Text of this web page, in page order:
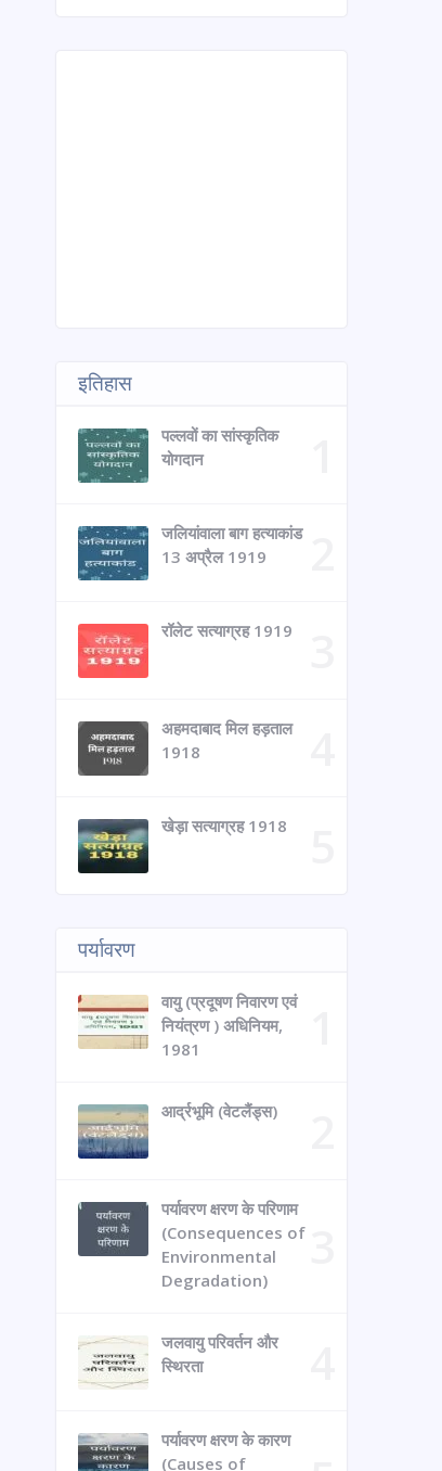
इतिहास
पल्लवों का सांस्कृतिक
योगदान
जलियांवाला बाग हत्याकांड
13 अप्रैल 1919
रॉलेट सत्याग्रह 1919
अहमदाबाद मिल हड़ताल
1918
खेड़ा सत्याग्रह 1918
पर्यावरण
वायु (प्रदूषण निवारण एवं
नियंत्रण ) अधिनियम,
1981
आर्द्रभूमि (वेटलैंड्स)
पर्यावरण क्षरण के परिणाम
(Consequences of
Environmental
Degradation)
जलवायु परिवर्तन और
स्थिरता
पर्यावरण क्षरण के कारण
(Causes of